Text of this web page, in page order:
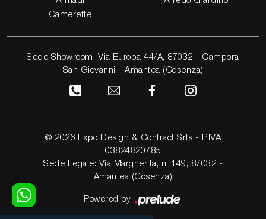
Camerette
Sede Showroom: Via Europa 44/A, 87032 - Campora
San Giovanni - Amantea (Cosenza)
© 2026 Expo Design & Contract Srls - P.IVA
03824820785
Sede Legale: Via Margherita, n. 149, 87032 -
Amantea (Cosenza)
Powered by